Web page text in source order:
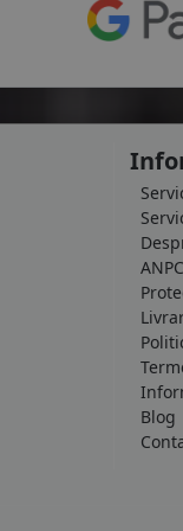
ANPC
Blog